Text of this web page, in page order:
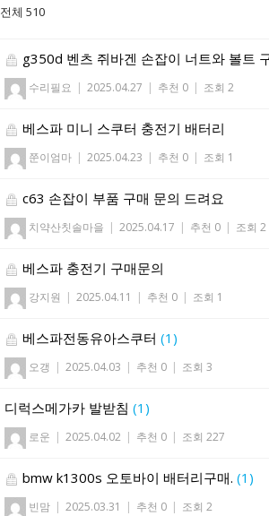
전체 510
g350d 벤츠 쥐바겐 손잡이 너트와 볼트
수리필요 | 2025.04.27 | 추천 0 | 조회 2
베스파 미니 스쿠터 충전기 배터리
쭌이엄마 | 2025.04.23 | 추천 0 | 조회 1
c63 손잡이 부품 구매 문의 드려요
치약산칫솔마을 | 2025.04.17 | 추천 0 | 조회 2
베스파 충전기 구매문의
강지원 | 2025.04.11 | 추천 0 | 조회 1
베스파전동유아스쿠터 (1)
오갱 | 2025.04.03 | 추천 0 | 조회 3
디럭스메가카 발받침 (1)
로운 | 2025.04.02 | 추천 0 | 조회 227
bmw k1300s 오토바이 배터리구매. (1)
빈맘 | 2025.03.31 | 추천 0 | 조회 2